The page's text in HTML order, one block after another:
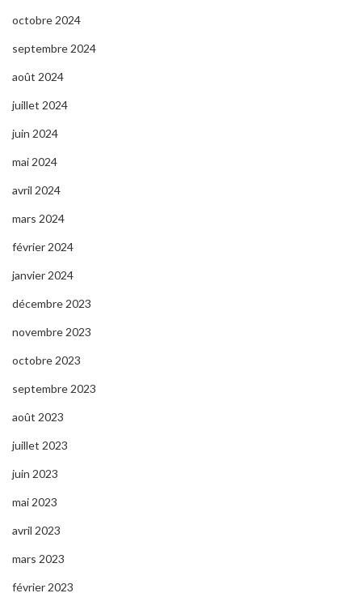
octobre 2024
septembre 2024
août 2024
juillet 2024
juin 2024
mai 2024
avril 2024
mars 2024
février 2024
janvier 2024
décembre 2023
novembre 2023
octobre 2023
septembre 2023
août 2023
juillet 2023
juin 2023
mai 2023
avril 2023
mars 2023
février 2023